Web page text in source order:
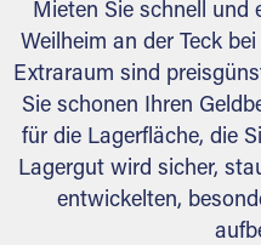
Mieten Sie schnell und
Weilheim an der Teck
Extraraum sind
Sie schonen Ihren
für die Lagerfläche, die
Lagergut wird sicher,
entwickelten,